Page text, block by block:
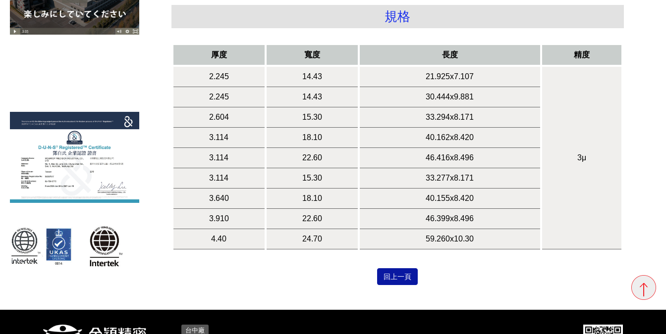
規格
厚度 寬度 長度 精度
2.245 14.43 21.925x7.107
3μ
2.245 14.43 30.444x9.881
2.604 15.30 33.294x8.171
3.114 18.10 40.162x8.420
3.114 22.60 46.416x8.496
3.114 15.30 33.277x8.171
3.640 18.10 40.155x8.420
3.910 22.60 46.399x8.496
4.40 24.70 59.260x10.30
回上一頁
台中廠